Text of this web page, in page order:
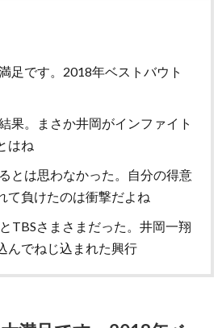
足です。2018年ベストバウト
果。まさか井岡がインファイト
はね
とは思わなかった。自分の得意
て負けたのは衝撃だよね
TBSさまさまだった。井岡一翔
んでねじ込まれた興行